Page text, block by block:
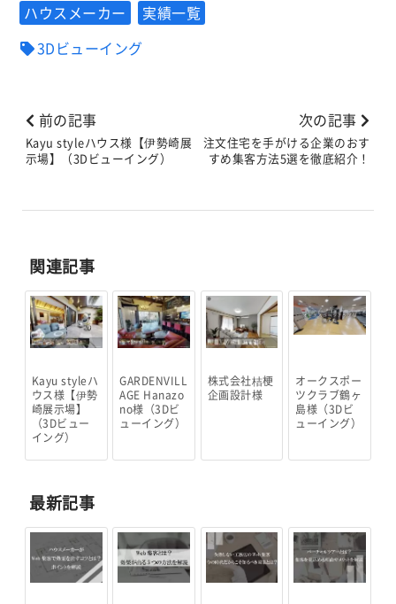
ハウスメーカー
実績一覧
3Dビューイング
前の記事
Kayu styleハウス様【伊勢崎展
示場】（3Dビューイング）
次の記事
注文住宅を手がける企業のおす
すめ集客方法5選を徹底紹介！
関連記事
Kayu styleハ
ウス様【伊勢
崎展示場】
（3Dビュー
イング）
GARDENVILL
AGE Hanazo
no様（3Dビ
ューイング）
株式会社桔梗
企画設計様
オークスポー
ツクラブ鶴ヶ
島様（3Dビ
ューイング）
最新記事